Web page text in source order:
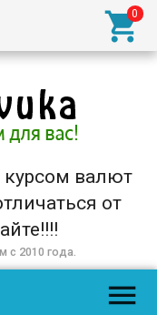

курсом валют
от
с 2010 года.
